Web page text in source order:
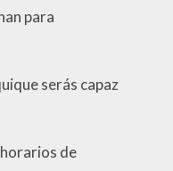
para
serás capaz
de